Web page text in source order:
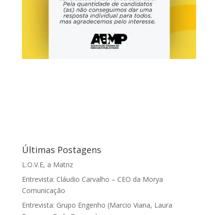
Últimas Postagens
L.O.V.E, a Matriz
Entrevista: Cláudio Carvalho – CEO da Morya
Comunicação
Entrevista: Grupo Engenho (Marcio Viana, Laura